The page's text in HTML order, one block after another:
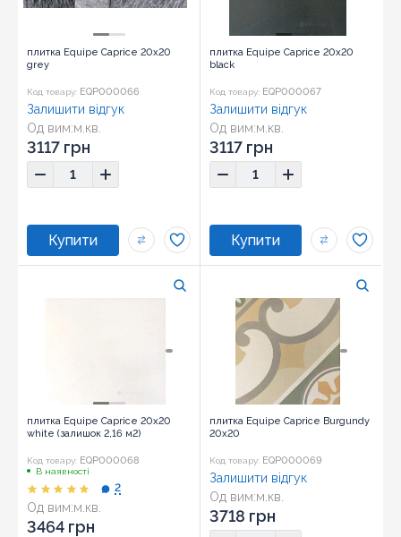
плитка Equipe Caprice 20x20
grey
Код товару: EQP000066
Од вим:м.кв.
Розмір:20x20
Залишити відгук
3117 грн
плитка Equipe Caprice 20x20
black
Код товару: EQP000067
Од вим:м.кв.
Розмір:20x20
Залишити відгук
3117 грн
плитка Equipe Caprice 20x20
white (залишок 2,16 м2)
Код товару: EQP000068
В наявності
Од вим:м.кв.
Розмір:20x20
2
3464 грн
плитка Equipe Caprice Burgundy
20x20
Код товару: EQP000069
Од вим:м.кв.
Розмір:20x20
Залишити відгук
3718 грн